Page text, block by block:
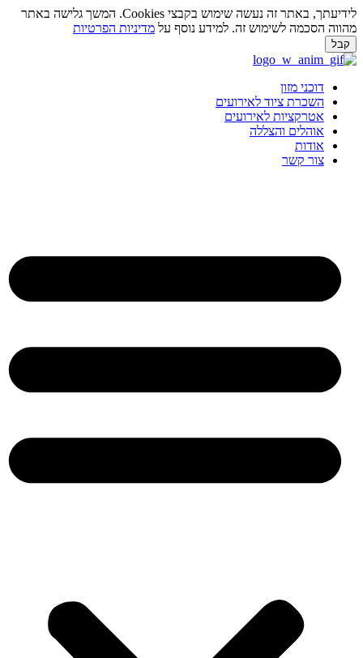
לידיעתך, באתר זה נעשה שימוש בקבצי Cookies. המשך גלישה באתר
מהווה הסכמה לשימוש זה. למידע נוסף עלמדיניות הפרטיות
קבל
דלג
דוכני מזון
השכרת ציוד לאירועים
אטרקציות לאירועים
אוהלים והצללה
אודות
צור קשר